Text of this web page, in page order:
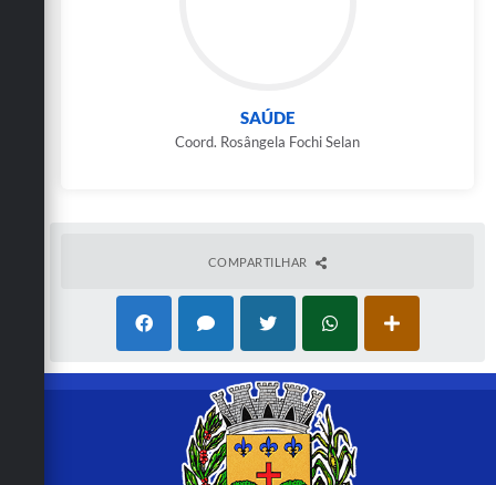
SAÚDE
Coord. Rosângela Fochi Selan
COMPARTILHAR